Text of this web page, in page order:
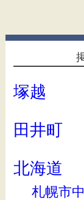
塚越
田井町
北海道
札幌市